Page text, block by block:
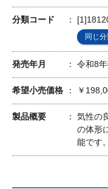
分類コード
同じ
発売年月 令和8年
希望小売価格 ￥
製品概要
気性の
の体形
能です。